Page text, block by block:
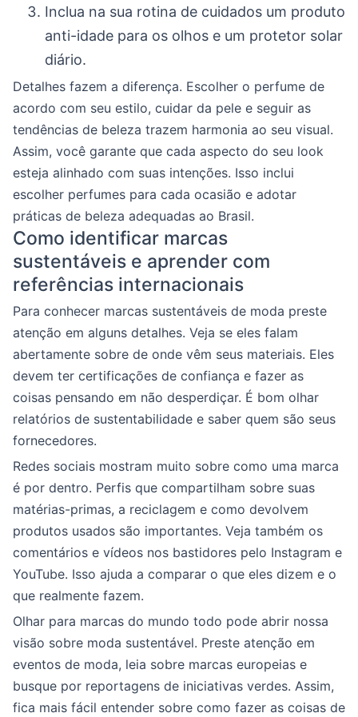
Inclua na sua rotina de cuidados um produto
anti-idade para os olhos e um protetor solar
diário.
Detalhes fazem a diferença. Escolher o perfume de
acordo com seu estilo, cuidar da pele e seguir as
tendências de beleza trazem harmonia ao seu visual.
Assim, você garante que cada aspecto do seu look
esteja alinhado com suas intenções. Isso inclui
escolher perfumes para cada ocasião e adotar
práticas de beleza adequadas ao Brasil.
Como identificar marcas
sustentáveis e aprender com
referências internacionais
Para conhecer marcas sustentáveis de moda preste
atenção em alguns detalhes. Veja se eles falam
abertamente sobre de onde vêm seus materiais. Eles
devem ter certificações de confiança e fazer as
coisas pensando em não desperdiçar. É bom olhar
relatórios de sustentabilidade e saber quem são seus
fornecedores.
Redes sociais mostram muito sobre como uma marca
é por dentro. Perfis que compartilham sobre suas
matérias-primas, a reciclagem e como devolvem
produtos usados são importantes. Veja também os
comentários e vídeos nos bastidores pelo Instagram e
YouTube. Isso ajuda a comparar o que eles dizem e o
que realmente fazem.
Olhar para marcas do mundo todo pode abrir nossa
visão sobre moda sustentável. Preste atenção em
eventos de moda, leia sobre marcas europeias e
busque por reportagens de iniciativas verdes. Assim,
fica mais fácil entender sobre como fazer as coisas de